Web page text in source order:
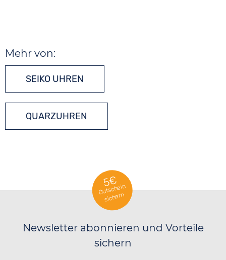
Mehr von:
SEIKO UHREN
QUARZUHREN
5€
Gutschein
sichern
Newsletter abonnieren und Vorteile
sichern